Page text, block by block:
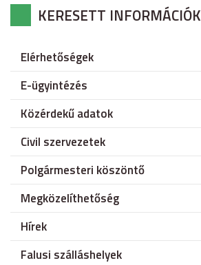
KERESETT INFORMÁCIÓK
Elérhetőségek
E-ügyintézés
Közérdekű adatok
Civil szervezetek
Polgármesteri köszöntő
Megközelíthetőség
Hírek
Falusi szálláshelyek